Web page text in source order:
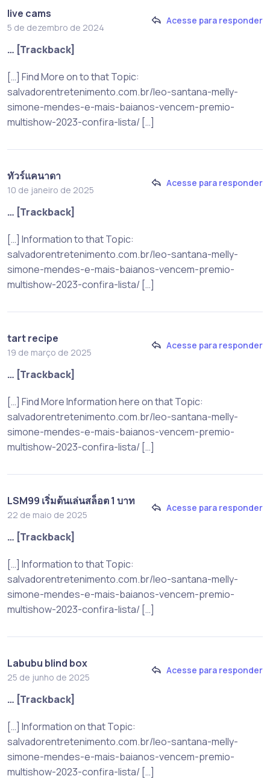
live cams
5 de dezembro de 2024
Acesse para responder
… [Trackback]
[…] Find More on to that Topic:
salvadorentretenimento.com.br/leo-santana-melly-
simone-mendes-e-mais-baianos-vencem-premio-
multishow-2023-confira-lista/ […]
ทัวร์แคนาดา
10 de janeiro de 2025
Acesse para responder
… [Trackback]
[…] Information to that Topic:
salvadorentretenimento.com.br/leo-santana-melly-
simone-mendes-e-mais-baianos-vencem-premio-
multishow-2023-confira-lista/ […]
tart recipe
19 de março de 2025
Acesse para responder
… [Trackback]
[…] Find More Information here on that Topic:
salvadorentretenimento.com.br/leo-santana-melly-
simone-mendes-e-mais-baianos-vencem-premio-
multishow-2023-confira-lista/ […]
LSM99 เริ่มต้นเล่นสล็อต 1 บาท
22 de maio de 2025
Acesse para responder
… [Trackback]
[…] Information to that Topic:
salvadorentretenimento.com.br/leo-santana-melly-
simone-mendes-e-mais-baianos-vencem-premio-
multishow-2023-confira-lista/ […]
Labubu blind box
25 de junho de 2025
Acesse para responder
… [Trackback]
[…] Information on that Topic:
salvadorentretenimento.com.br/leo-santana-melly-
simone-mendes-e-mais-baianos-vencem-premio-
multishow-2023-confira-lista/ […]